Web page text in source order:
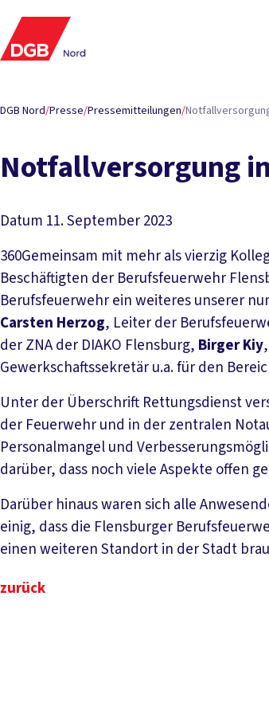
DGB Nord/Presse/Pressemitteilungen/
Not­fall­ver­sor­gung
Datum 11. September 2023
360Gemeinsam mit mehr als vierzig
Beschäftigten der Berufsfeuerwehr
Berufsfeuerwehr ein weiteres unserer
Carsten Herzog, Leiter der
der ZNA der DIAKO Flensburg, Birger Kiy
Gewerkschaftssekretär u.a. für den
Unter der Überschrift Rettungsdienst
der Feuerwehr und in der zentralen
Personalmangel und
darüber, dass noch viele Aspekte offen
Darüber hinaus waren sich alle
einig, dass die Flensburger
einen weiteren Standort in der Stadt
zurück